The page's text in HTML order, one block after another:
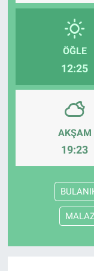
ÖĞLE
12:25
AKŞAM
19:23
Bilim ve